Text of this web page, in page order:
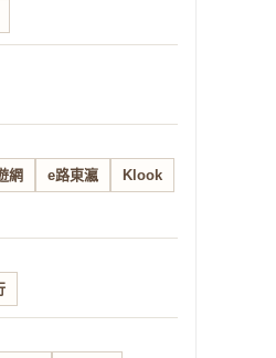
網 e路東瀛 Klook